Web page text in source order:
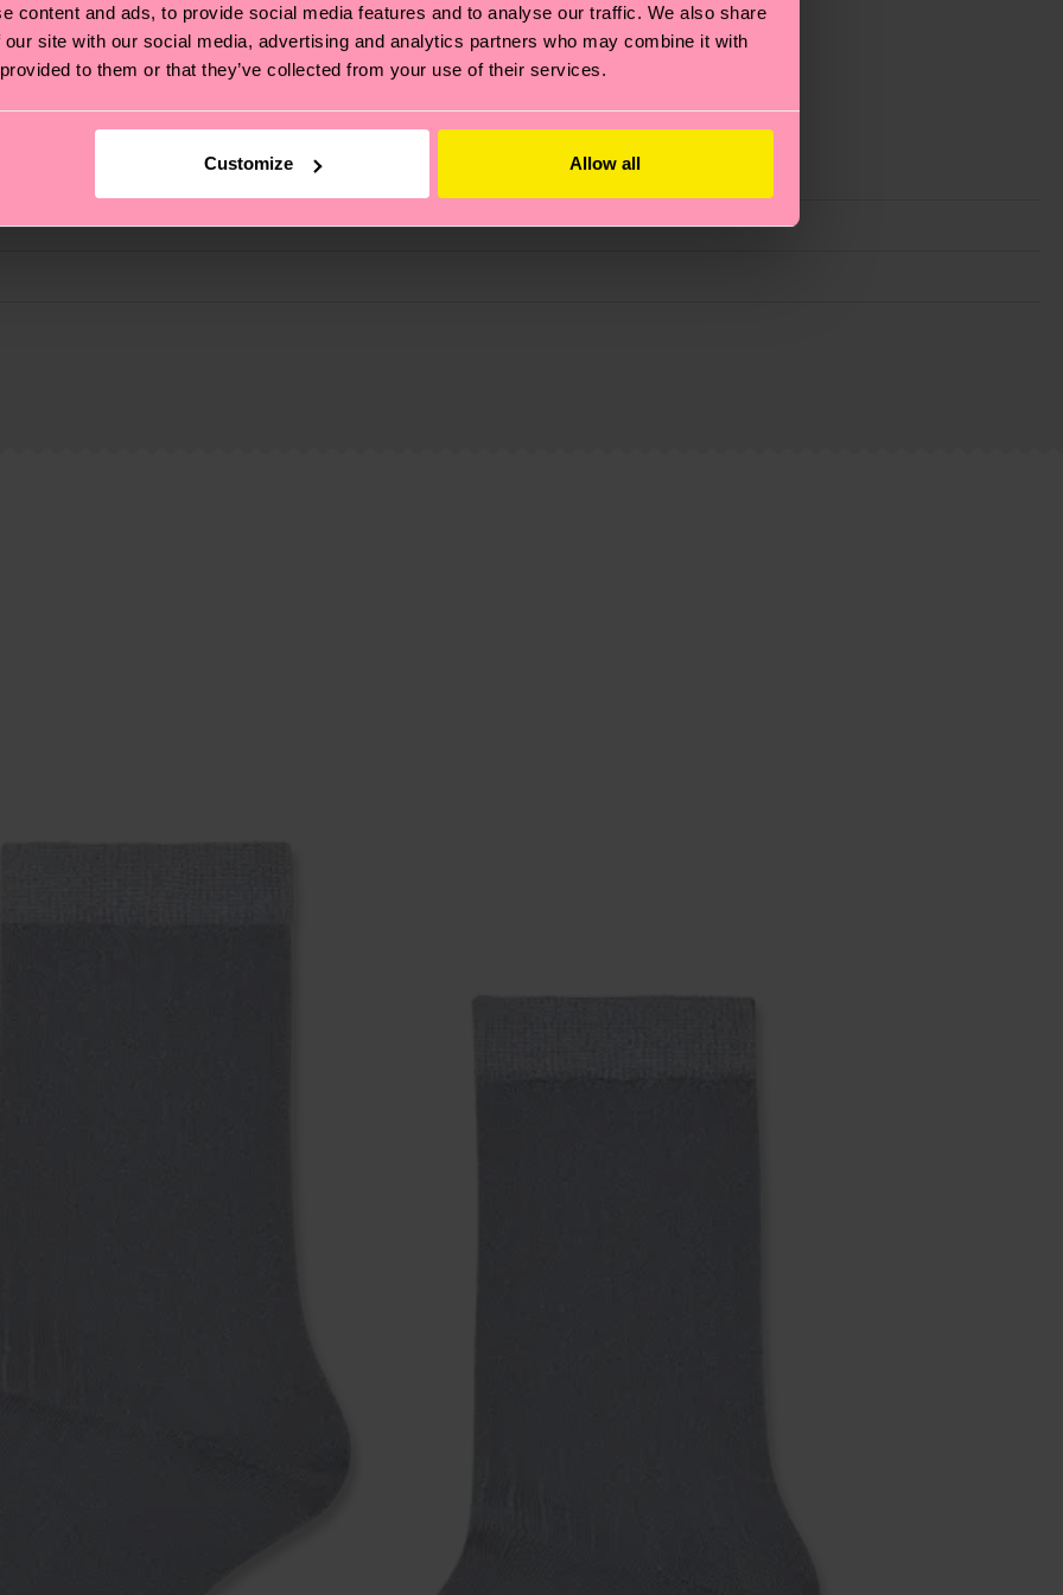
content and ads, to provide social media features and to analyse our traffic. We also share
site with our social media, advertising and analytics partners who may combine it with
to them or that they’ve collected from your use of their services.
Customize Allow all
– es geht auch um eine ethische Lieferkette, die Reduzierung von Emissionen, die richtige Pflege von